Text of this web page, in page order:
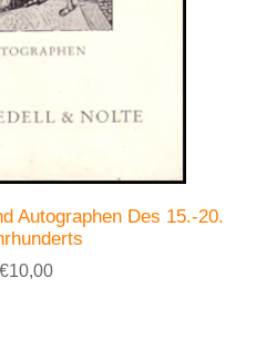
Autographen Des 15.-20.
€10,00